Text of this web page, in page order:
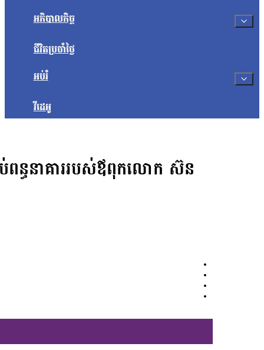
អភិបាលកិច្ច
ជីវិតប្រចាំថ្ងៃ
អប់រំ
វីដេអូ
ន្ធនាគាររបស់ឪពុកលោក ស៊ន